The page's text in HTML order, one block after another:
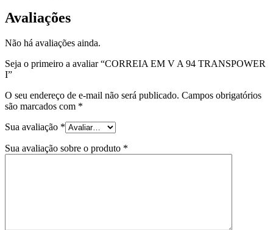
Avaliações
Não há avaliações ainda.
Seja o primeiro a avaliar “CORREIA EM V A 94 TRANSPOWER
I”
O seu endereço de e-mail não será publicado. Campos obrigatórios
são marcados com *
Sua avaliação *
Sua avaliação sobre o produto *